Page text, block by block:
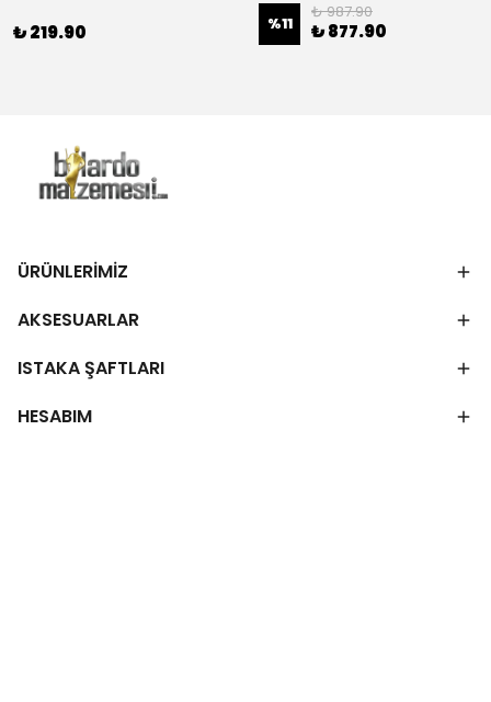
₺ 219.90 %11
₺ 987.90
₺ 877.90
ÜRÜNLERİMİZ
AKSESUARLAR
ISTAKA ŞAFTLARI
HESABIM